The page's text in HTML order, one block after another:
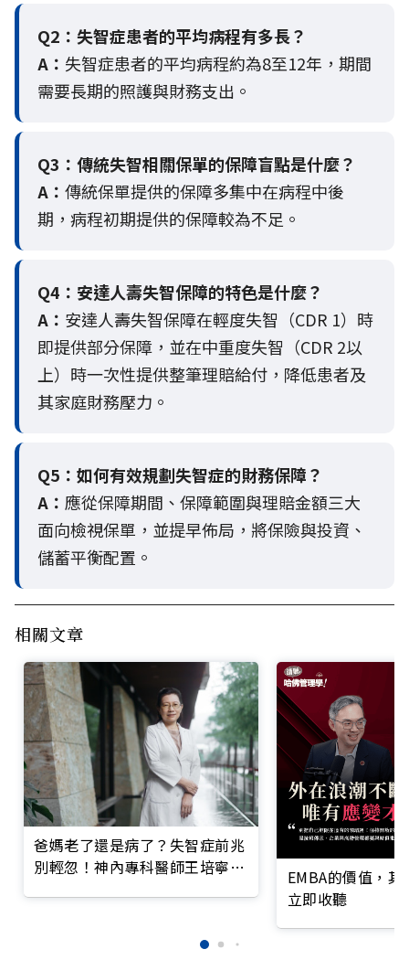
Q2： 失智症患者的平均病程有多長？
A： 失智症患者的平均病程約為8至12年，期間
需要長期的照護與財務支出。
Q3： 傳統失智相關保單的保障盲點是什麼？
A： 傳統保單提供的保障多集中在病程中後
期，病程初期提供的保障較為不足。
Q4： 安達人壽失智保障的特色是什麼？
A： 安達人壽失智保障在輕度失智（CDR 1）時
即提供部分保障，並在中重度失智（CDR 2以
上）時一次性提供整筆理賠給付，降低患者及
其家庭財務壓力。
Q5： 如何有效規劃失智症的財務保障？
A： 應從保障期間、保障範圍與理賠金額三大
面向檢視保單，並提早佈局，將保險與投資、
儲蓄平衡配置。
相關文章
爸媽老了還是病了？失智症前兆
別輕忽！神內專科醫師王培寧呼
EMBA的價值，
立即收聽